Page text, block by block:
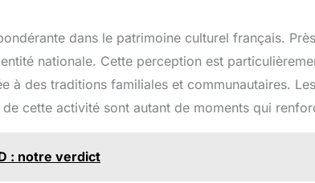
dans le patrimoine culturel français.
nationale. Cette perception est
à des traditions familiales et communautaires.
cette activité sont autant de moments qui
: notre verdict